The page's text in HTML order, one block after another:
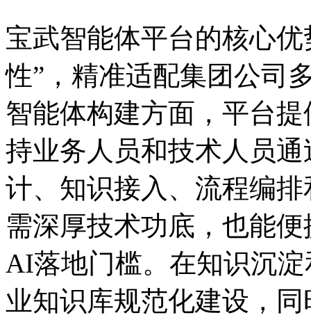
宝武智能体平台的核心
性”，精准适配集团公司
智能体构建方面，平台
持业务人员和技术人员
计、知识接入、流程编
需深厚技术功底，也能
AI落地门槛。在知识沉
业知识库规范化建设，